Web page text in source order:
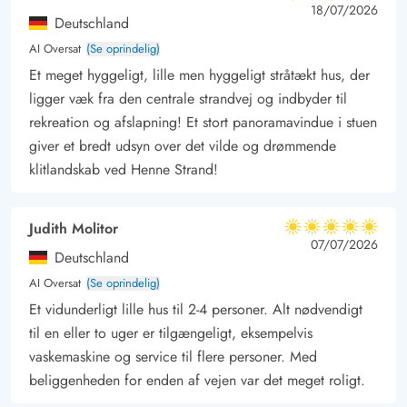
Deutschland
AI Oversat (Se oprindelig)
4.5 ud af 5
4.5 out of 5
18/07/2026
Et meget hyggeligt, lille men hyggeligt stråtækt hus, der
ligger væk fra den centrale strandvej og indbyder til
rekreation og afslapning! Et stort panoramavindue i stuen
giver et bredt udsyn over det vilde og drømmende
klitlandskab ved Henne Strand!
Judith Molitor
Deutschland
AI Oversat (Se oprindelig)
5 ud af 5
5 ud af 5
5 out of 5
07/07/2026
Et vidunderligt lille hus til 2-4 personer. Alt nødvendigt
til en eller to uger er tilgængeligt, eksempelvis
vaskemaskine og service til flere personer. Med
beliggenheden for enden af vejen var det meget roligt.